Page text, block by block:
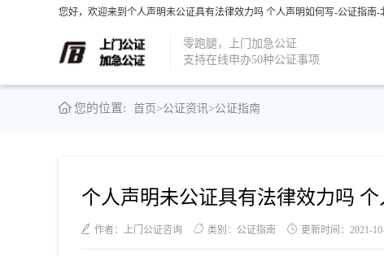
您好，欢迎来到个人声明未公证具有法律效力吗 个人声明如何写-公证指南
零跑腿，上门加急公证
支持在线申办50种公证事项
您的位置: 首页>公证资讯>公证指南
个人声明未公证具有法律效力吗
作者：上门公证咨询 类别：公证指南 更新时间：2021-